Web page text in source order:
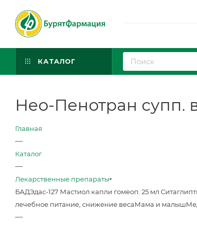
КАТАЛОГ
Нео-Пенотран супп.
Главная
—
Каталог
—
Лекарственные препараты
БАДЭдас-127 Мастиол капли гомеоп. 25 мл
лечебное питание, снижение весаМама и малыш
—